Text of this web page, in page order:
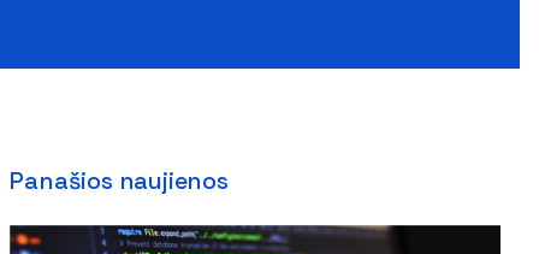
Panašios naujienos